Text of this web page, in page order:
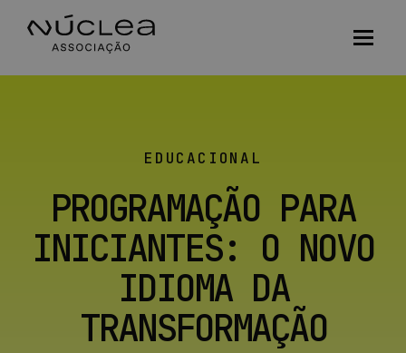
EDUCACIONAL
PROGRAMAÇÃO PARA
INICIANTES: O NOVO
IDIOMA DA
TRANSFORMAÇÃO